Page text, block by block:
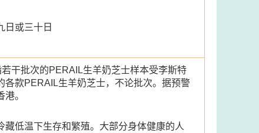
日或三十日
干批次的PERAIL生羊奶芝士样本受李斯特
各款PERAIL生羊奶芝士，不论批次。据预警
。
低温下生存和繁殖。大部分身体健康的人